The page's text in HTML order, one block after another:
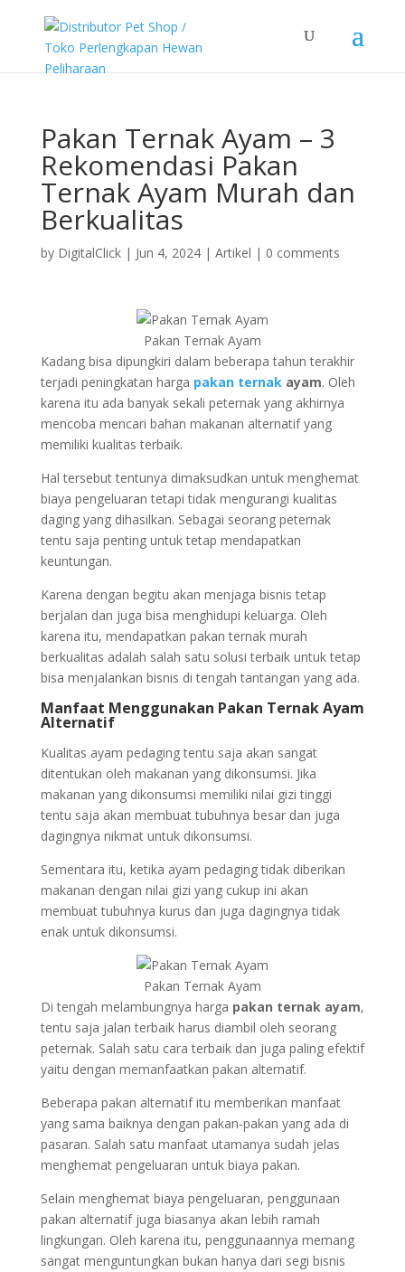
Pakan Ternak Ayam – 3
Rekomendasi Pakan
Ternak Ayam Murah dan
Berkualitas
by DigitalClick| Jun 4, 2024| Artikel | 0 comments
Pakan Ternak Ayam
Kadang bisa dipungkiri dalam beberapa tahun terakhir
terjadi peningkatan harga pakan ternakayam. Oleh
karena itu ada banyak sekali peternak yang akhirnya
mencoba mencari bahan makanan alternatif yang
memiliki kualitas terbaik.
Hal tersebut tentunya dimaksudkan untuk menghemat
biaya pengeluaran tetapi tidak mengurangi kualitas
daging yang dihasilkan. Sebagai seorang peternak
tentu saja penting untuk tetap mendapatkan
keuntungan.
Karena dengan begitu akan menjaga bisnis tetap
berjalan dan juga bisa menghidupi keluarga. Oleh
karena itu, mendapatkan pakan ternak murah
berkualitas adalah salah satu solusi terbaik untuk tetap
bisa menjalankan bisnis di tengah tantangan yang ada.
Manfaat Menggunakan Pakan Ternak Ayam
Alternatif
Kualitas ayam pedaging tentu saja akan sangat
ditentukan oleh makanan yang dikonsumsi. Jika
makanan yang dikonsumsi memiliki nilai gizi tinggi
tentu saja akan membuat tubuhnya besar dan juga
dagingnya nikmat untuk dikonsumsi.
Sementara itu, ketika ayam pedaging tidak diberikan
makanan dengan nilai gizi yang cukup ini akan
membuat tubuhnya kurus dan juga dagingnya tidak
enak untuk dikonsumsi.
Pakan Ternak Ayam
Di tengah melambungnya harga pakan ternak ayam,
tentu saja jalan terbaik harus diambil oleh seorang
peternak. Salah satu cara terbaik dan juga paling efektif
yaitu dengan memanfaatkan pakan alternatif.
Beberapa pakan alternatif itu memberikan manfaat
yang sama baiknya dengan pakan-pakan yang ada di
pasaran. Salah satu manfaat utamanya sudah jelas
menghemat pengeluaran untuk biaya pakan.
Selain menghemat biaya pengeluaran, penggunaan
pakan alternatif juga biasanya akan lebih ramah
lingkungan. Oleh karena itu, penggunaannya memang
sangat menguntungkan bukan hanya dari segi bisnis